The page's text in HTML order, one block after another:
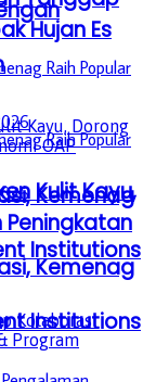
Kemenag
Institutions
Kemenag
Institutions
Hujan Es
Kulit Kayu,